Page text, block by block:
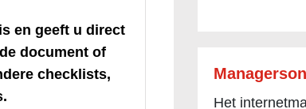
en geeft u direct
document of
checklists,
Het